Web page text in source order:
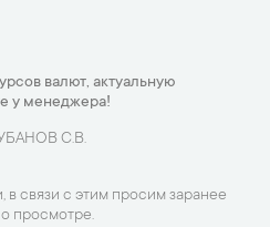
валют, актуальную
у менеджера!
С.В.
в связи с этим просим заранее
просмотре.